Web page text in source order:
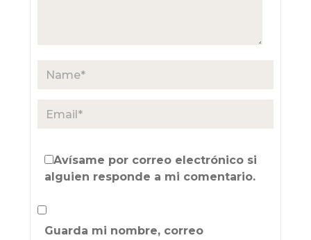
Avísame por correo electrónico si
alguien responde a mi comentario.
Guarda mi nombre, correo